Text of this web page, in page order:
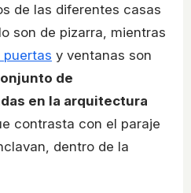
de las diferentes casas
son de pizarra, mientras
puertas y ventanas son
de
en la arquitectura
contrasta con el paraje
dentro de la